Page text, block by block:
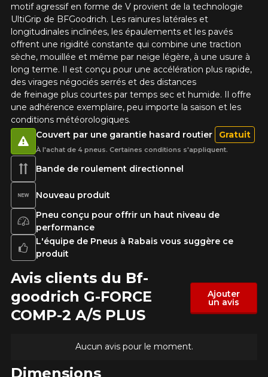
motif agressif en forme de V provient de la technologie
UltiGrip de BFGoodrich. Les rainures latérales et
longitudinales inclinées, les épaulements et les pavés
offrent une rigidité constante qui combine une traction
sèche, mouillée et même par neige légère, à une usure à
long terme. Il est conçu pour une accélération plus rapide,
des virages négociés serrés et des distances
de freinage plus courtes par temps sec et humide. Il offre
une adhérence exemplaire, peu importe la saison et les
conditions météorologiques.
Bande de roulement directionnel
Nouveau produit
Pneu conçu pour offrir un haut niveau de
performance
L'équipe de Pneus à Rabais vous suggère ce
produit
Couvert par une garantie hasard routier Gratuit
À l'achat de 4 pneus. Certaines conditions s'appliquent.
Avis clients du Bf-
goodrich G-FORCE
COMP-2 A/S PLUS
Ajouter
un avis
Aucun avis pour le moment.
Dimensions